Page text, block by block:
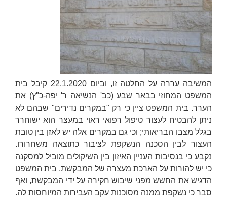
המשיבה עררה על החלטה זו, וביום 22.1.2020 קיבל בית
המשפט המחוזי בבאר שבע (כב' הנשיאה ר' יפה-כ"ץ) את
הערר. בית המשפט ציין כי רק "במקרים נדירים" שבהם לא
ניתן להבטיח לעצור טיפול רפואי ראוי במעצר הוא ישוחרר
בגלל מצבו הבריאותי; וכי גם במקרים אלה יש לאזן בין טובת
העצור לבין הסכנה הנשקפת לציבור כתוצאה משחרורו.
נקבע כי בנסיבות העניין האיזון בין השיקולים מוביל למסקנה
כי יש להורות על הארכת מעצרה של המבקשת. בית המשפט
הדגיש את החשש מפני שיבוש חקירה על ידי המבקשת, ואף
סבר כי נשקפת ממנה מסוכנות עקב העבירות המיוחסות לה.